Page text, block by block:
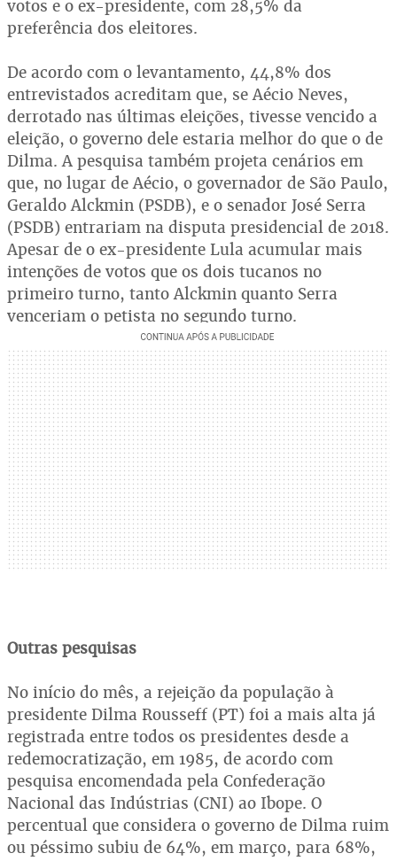
votos e o ex-presidente, com 28,5% da
preferência dos eleitores.
De acordo com o levantamento, 44,8% dos
entrevistados acreditam que, se Aécio Neves,
derrotado nas últimas eleições, tivesse vencido a
eleição, o governo dele estaria melhor do que o de
Dilma. A pesquisa também projeta cenários em
que, no lugar de Aécio, o governador de São Paulo,
Geraldo Alckmin (PSDB), e o senador José Serra
(PSDB) entrariam na disputa presidencial de 2018.
Apesar de o ex-presidente Lula acumular mais
intenções de votos que os dois tucanos no
primeiro turno, tanto Alckmin quanto Serra
venceriam o petista no segundo turno.
Outras pesquisas
No início do mês, a rejeição da população à
presidente Dilma Rousseff (PT) foi a mais alta já
registrada entre todos os presidentes desde a
redemocratização, em 1985, de acordo com
pesquisa encomendada pela Confederação
Nacional das Indústrias (CNI) ao Ibope. O
percentual que considera o governo de Dilma ruim
ou péssimo subiu de 64%, em março, para 68%,